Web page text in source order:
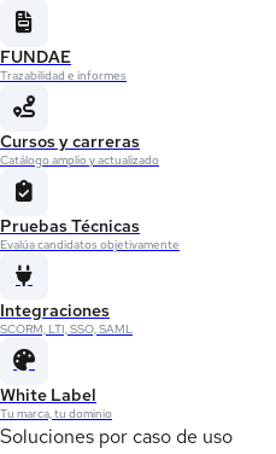
FUNDAE
Trazabilidad e informes
Cursos y carreras
Catálogo amplio y actualizado
Pruebas Técnicas
Evalúa candidatos objetivamente
Integraciones
SCORM, LTI, SSO, SAML
White Label
Tu marca, tu dominio
Soluciones por caso de uso